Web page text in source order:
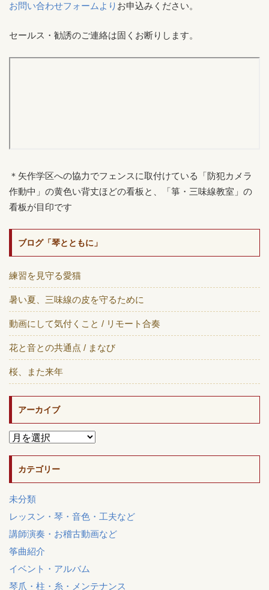
お問い合わせフォームより お申込みください。
セールス・勧誘のご連絡は固くお断りします。
＊矢作学区への協力でフェンスに取付けている「防犯カメラ
作動中」の黄色い背丈ほどの看板と、「箏・三味線教室」の
看板が目印です
ブログ「琴とともに」
練習を見守る愛猫
暑い夏、三味線の皮を守るために
動画にして気付くこと / リモート合奏
花と音との共通点 / まなび
桜、また来年
アーカイブ
カテゴリー
未分類
レッスン・琴・音色・工夫など
講師演奏・お稽古動画など
筝曲紹介
イベント・アルバム
琴爪・柱・糸・メンテナンス